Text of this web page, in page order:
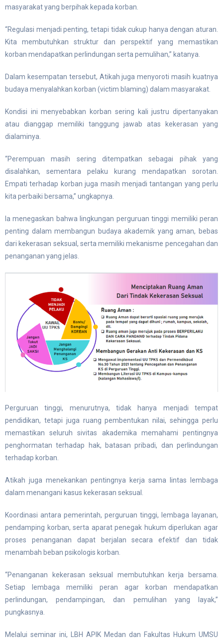
masyarakat yang berpihak kepada korban.
“Regulasi menjadi penting, tetapi tidak cukup hanya dengan aturan.
Kita membutuhkan struktur dan perspektif yang memastikan
korban mendapatkan perlindungan serta pemulihan,” katanya.
Dalam kesempatan tersebut, Atikah juga menyoroti masih kuatnya
budaya menyalahkan korban (victim blaming) dalam masyarakat.
Kondisi ini menyebabkan korban sering kali justru dipertanyakan
atau dianggap memiliki tanggung jawab atas kekerasan yang
dialaminya.
“Perempuan masih sering ditempatkan sebagai pihak yang
disalahkan, sementara pelaku kurang mendapatkan sorotan.
Empati terhadap korban juga masih menjadi tantangan yang perlu
kita perbaiki bersama,” ungkapnya.
Ia menegaskan bahwa lingkungan perguruan tinggi memiliki peran
penting dalam membangun budaya akademik yang aman, bebas
dari kekerasan seksual, serta memiliki mekanisme pencegahan dan
penanganan yang jelas.
Perguruan tinggi, menurutnya, tidak hanya menjadi tempat
pendidikan, tetapi juga ruang pembentukan nilai, sehingga perlu
memastikan seluruh sivitas akademika memahami pentingnya
penghormatan terhadap hak, batasan pribadi, dan perlindungan
terhadap korban.
Atikah juga menekankan pentingnya kerja sama lintas lembaga
dalam menangani kasus kekerasan seksual.
Koordinasi antara pemerintah, perguruan tinggi, lembaga layanan,
pendamping korban, serta aparat penegak hukum diperlukan agar
proses penanganan dapat berjalan secara efektif dan tidak
menambah beban psikologis korban.
“Penanganan kekerasan seksual membutuhkan kerja bersama.
Setiap lembaga memiliki peran agar korban mendapatkan
perlindungan, pendampingan, dan pemulihan yang layak,”
pungkasnya.
Melalui seminar ini, LBH APIK Medan dan Fakultas Hukum UMSU